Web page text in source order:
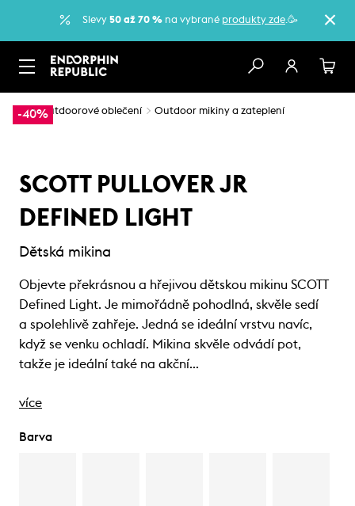
Slevy 50 až 70 % na vybrané produkty zde.🥳
-40%
… Outdoorové oblečení Outdoor mikiny a zateplení
SCOTT PULLOVER JR
DEFINED LIGHT
Dětská mikina
Objevte překrásnou a hřejivou dětskou mikinu SCOTT
Defined Light. Je mimořádně pohodlná, skvěle sedí
a spolehlivě zahřeje. Jedná se ideální vrstvu navíc,
když se venku ochladí. Mikina skvěle odvádí pot,
takže je ideální také na akční…
více
Barva